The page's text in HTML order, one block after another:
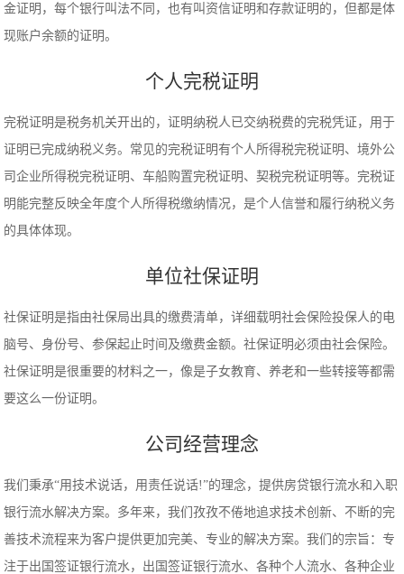
金证明，每个银行叫法不同，也有叫资信证明和存款证明的，但都是体
现账户余额的证明。
个人完税证明
完税证明是税务机关开出的，证明纳税人已交纳税费的完税凭证，用于
证明已完成纳税义务。常见的完税证明有个人所得税完税证明、境外公
司企业所得税完税证明、车船购置完税证明、契税完税证明等。完税证
明能完整反映全年度个人所得税缴纳情况，是个人信誉和履行纳税义务
的具体体现。
单位社保证明
社保证明是指由社保局出具的缴费清单，详细载明社会保险投保人的电
脑号、身份号、参保起止时间及缴费金额。社保证明必须由社会保险。
社保证明是很重要的材料之一，像是子女教育、养老和一些转接等都需
要这么一份证明。
公司经营理念
我们秉承“用技术说话，用责任说话!”的理念，提供房贷银行流水和入职
银行流水解决方案。多年来，我们孜孜不倦地追求技术创新、不断的完
善技术流程来为客户提供更加完美、专业的解决方案。我们的宗旨：专
注于出国签证银行流水，出国签证银行流水、各种个人流水、各种企业